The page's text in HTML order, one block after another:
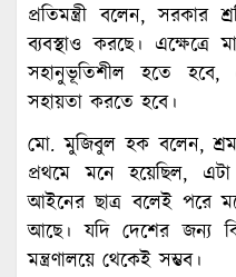
প্রতিমন্ত্রী বলেন, সরকার
ব্যবস্থাও করছে। এক্ষেত্রে
সহানুভূতিশীল হতে হবে,
সহায়তা করতে হবে।
মো. মুজিবুল হক বলেন, শ্রম
প্রথমে মনে হয়েছিল,
আইনের ছাত্র বলেই পরে
আছে। যদি দেশের জন্য
মন্ত্রণালয়ে থেকেই সম্ভব।